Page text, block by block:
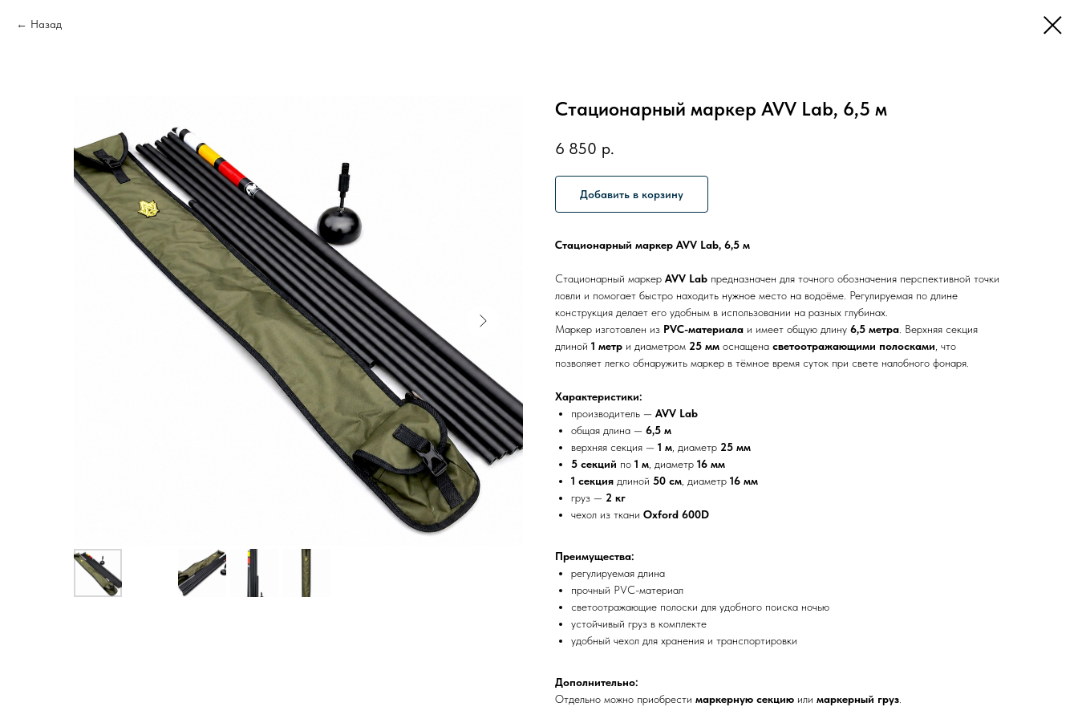
Назад
Стационарный маркер AVV Lab, 6,5 м
6 850 р.
Добавить в корзину
Стационарный маркер AVV Lab, 6,5 м
Стационарный маркер AVV Lab предназначен для точного обозначения перспективной точки
ловли и помогает быстро находить нужное место на водоёме. Регулируемая по длине
конструкция делает его удобным в использовании на разных глубинах.
Маркер изготовлен из PVC-материала и имеет общую длину 6,5 метра. Верхняя секция
длиной 1 метр и диаметром 25 мм оснащена светоотражающими полосками, что
позволяет легко обнаружить маркер в тёмное время суток при свете налобного фонаря.
Характеристики:
производитель — AVV Lab
общая длина — 6,5 м
верхняя секция — 1 м, диаметр 25 мм
5 секций по 1 м, диаметр 16 мм
1 секция длиной 50 см, диаметр 16 мм
груз — 2 кг
чехол из ткани Oxford 600D
Преимущества:
регулируемая длина
прочный PVC-материал
светоотражающие полоски для удобного поиска ночью
устойчивый груз в комплекте
удобный чехол для хранения и транспортировки
Дополнительно:
Отдельно можно приобрести маркерную секцию или маркерный груз.